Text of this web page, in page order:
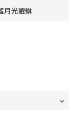
月光貔貅